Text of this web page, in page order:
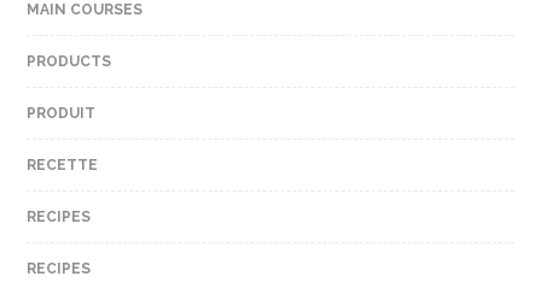
MAIN COURSES
PRODUCTS
PRODUIT
RECETTE
RECIPES
RECIPES